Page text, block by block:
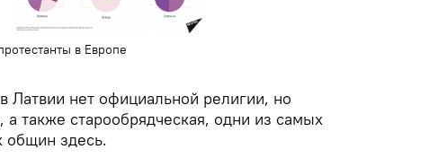
в Европе
Латвии нет официальной религии, но
а также старообрядческая, одни из самых
общин здесь.